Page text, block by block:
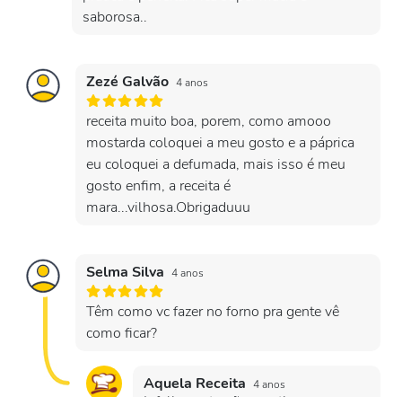
saborosa..
Zezé Galvão 4 anos
receita muito boa, porem, como amooo
mostarda coloquei a meu gosto e a páprica
eu coloquei a defumada, mais isso é meu
gosto enfim, a receita é
mara...vilhosa.Obrigaduuu
Selma Silva 4 anos
Têm como vc fazer no forno pra gente vê
como ficar?
Aquela Receita 4 anos